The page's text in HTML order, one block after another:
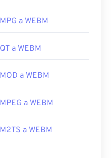
MPG a WEBM
QT a WEBM
MOD a WEBM
MPEG a WEBM
M2TS a WEBM